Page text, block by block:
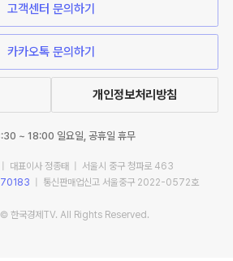
고객센터 문의하기
카카오톡 문의하기
개인정보처리방침
~ 18:00 일요일, 공휴일 휴무
대표이사 정종태 | 서울시 중구 청파로 463
| 통신판매업신고 서울중구 2022-0572호
한국경제TV. All Rights Reserved.